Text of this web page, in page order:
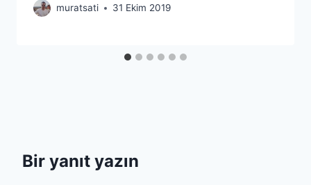
muratsati 31 Ekim 2019
Bir yanıt yazın